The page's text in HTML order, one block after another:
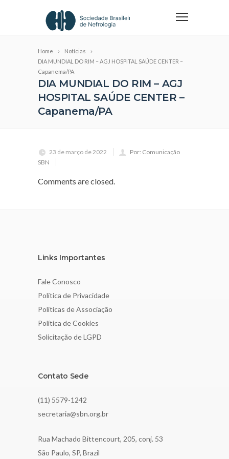
Home
Notícias
DIA MUNDIAL DO RIM – AGJ HOSPITAL SAÚDE CENTER –
Capanema/PA
DIA MUNDIAL DO RIM – AGJ
HOSPITAL SAÚDE CENTER –
Capanema/PA
23 de março de 2022
Por: Comunicação
SBN
Comments are closed.
Links Importantes
Fale Conosco
Política de Privacidade
Políticas de Associação
Política de Cookies
Solicitação de LGPD
Contato Sede
(11) 5579-1242
secretaria@sbn.org.br
Rua Machado Bittencourt, 205, conj. 53
São Paulo, SP, Brazil